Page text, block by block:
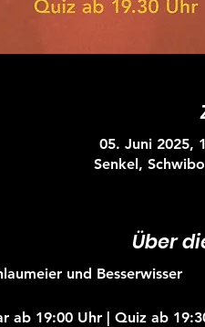
05. Juni 2025,
Senkel,
Über
und Besserwisser
ab 19:00 Uhr | Quiz ab